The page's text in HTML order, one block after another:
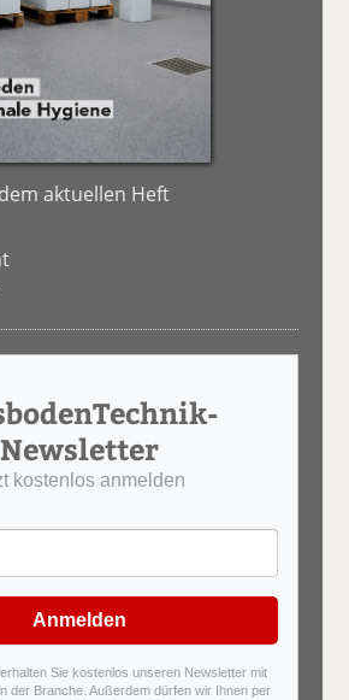
aktuellen Heft
Newsletter
kostenlos anmelden
Anmelden
Sie kostenlos unseren Newsletter mit
der Branche. Außerdem dürfen wir Ihnen per